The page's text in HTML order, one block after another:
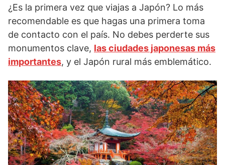
¿Es la primera vez que viajas a Japón? Lo más
recomendable es que hagas una primera toma
de contacto con el país. No debes perderte sus
monumentos clave, las ciudades japonesas más
importantes, y el Japón rural más emblemático.